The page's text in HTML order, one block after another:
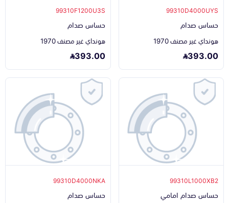
99310D4000UYS
حساس صدام
هونداي غير مصنف 1970
393.00
99310F1200U3S
حساس صدام
هونداي غير مصنف 1970
393.00
99310L1000XB2
حساس صدام امامي
99310D4000NKA
حساس صدام